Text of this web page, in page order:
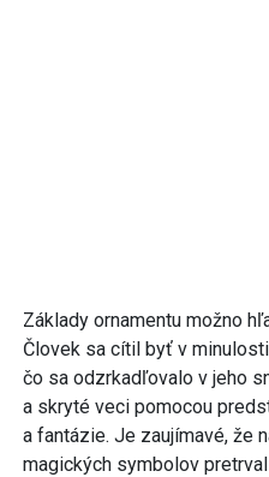
Základy ornamentu možno
Človek sa cítil byť v
čo sa odzrkadľovalo v jeho
a skryté veci pomocou
a fantázie. Je zaujímavé, že
magických symbolov